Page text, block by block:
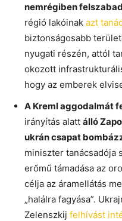
nemrégiben
régió lakóinak azt
biztonságosabb
nyugati részén, attól
okozott
hogy az emberek
A Kreml aggodalmát
irányítás alatt álló
ukrán csapat
miniszter tanácsadója
erőmű támadása az
célja az áramellátás
„halálra fagyása”.
Zelenszkij felhívást